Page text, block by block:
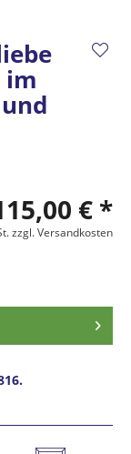
im
€ *
zzgl. Versandkosten